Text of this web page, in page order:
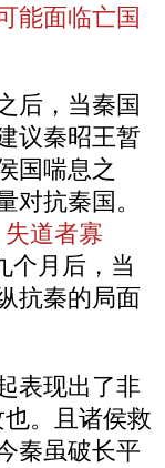
能面临亡国
后，当秦国
议秦昭王暂
国喘息之
对抗秦国。
道者寡
个月后，当
抗秦的局面
表现出了非
。且诸侯救
秦虽破长平